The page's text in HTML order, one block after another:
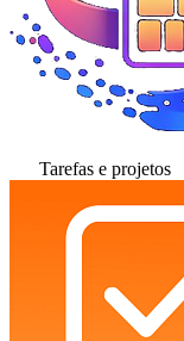
Tarefas e projetos